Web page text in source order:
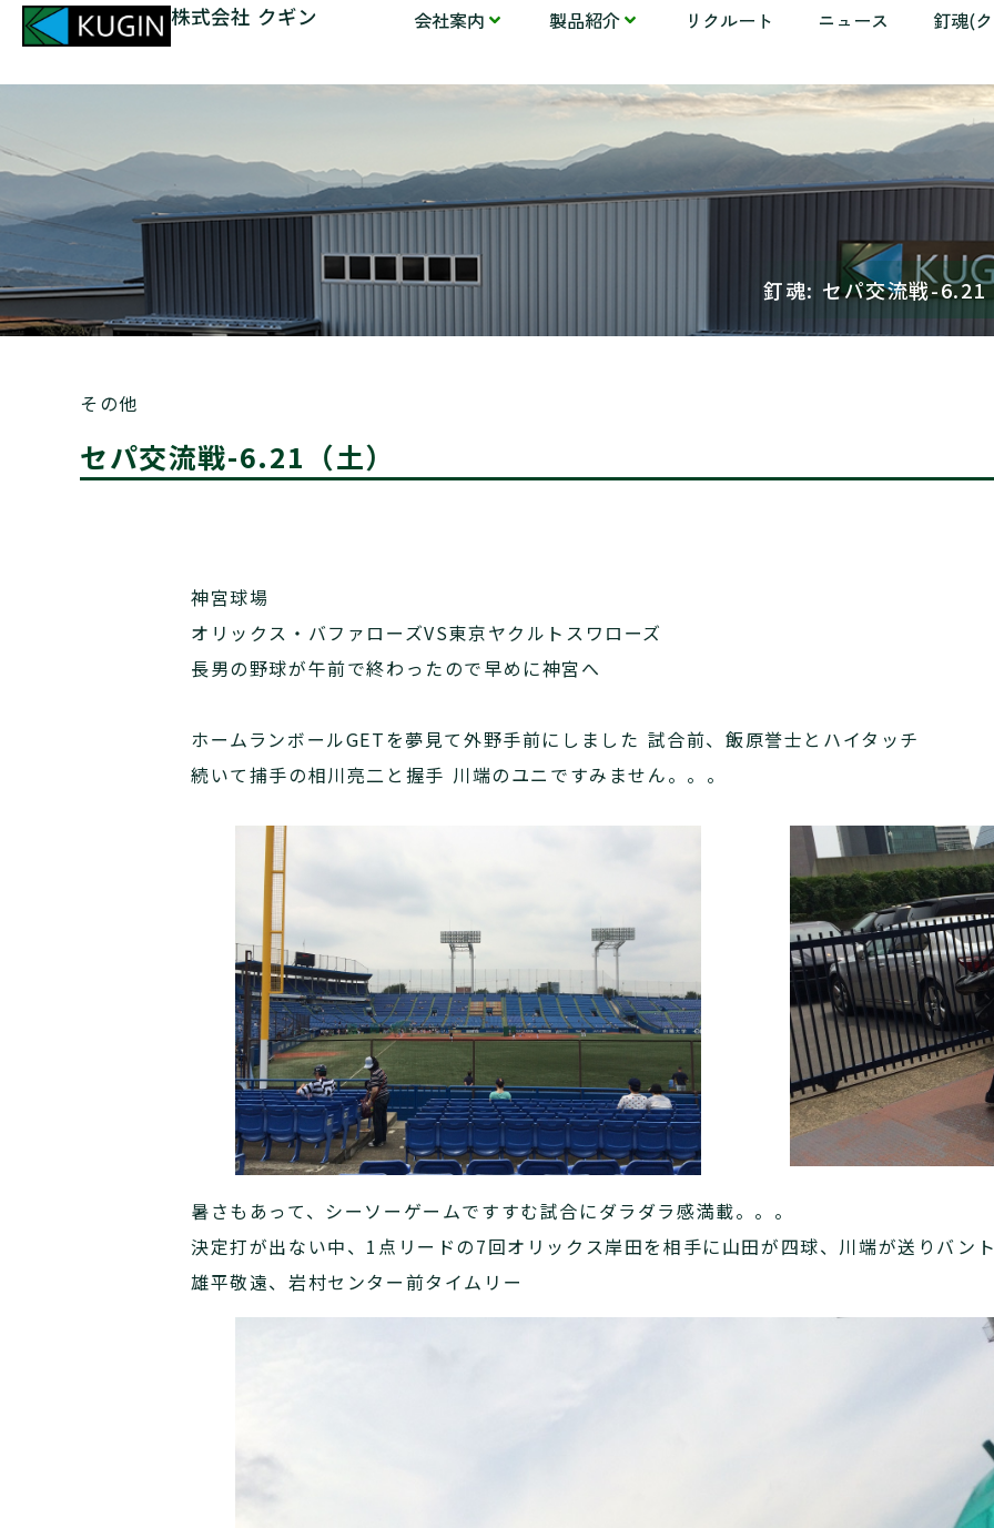
株式会社 クギン 会社案内 製品紹介 リクルート ニュース 釘魂(
釘魂: セパ交流戦-6.21
その他
セパ交流戦-6.21（土）
神宮球場
オリックス・バファローズVS東京ヤクルトスワローズ
長男の野球が午前で終わったので早めに神宮へ
ホームランボールGETを夢見て外野手前にしました 試合前、飯原誉士とハイタッチ
続いて捕手の相川亮二と握手 川端のユニですみません。。。
暑さもあって、シーソーゲームですすむ試合にダラダラ感満載。。。
決定打が出ない中、1点リードの7回オリックス岸田を相手に山田が四球、川端が送りバン
雄平敬遠、岩村センター前タイムリー